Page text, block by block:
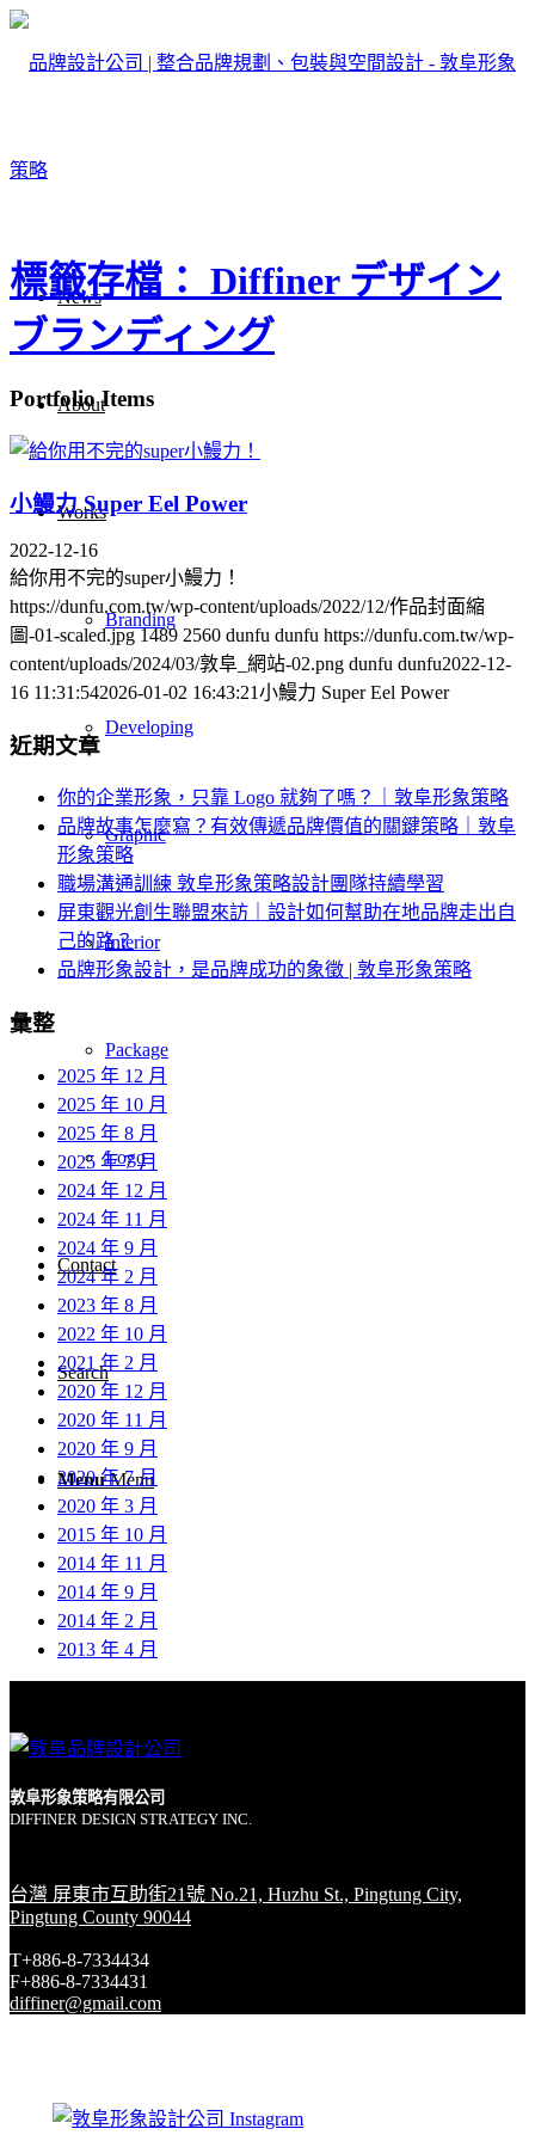
News
About
Works
Branding
Developing
Graphic
Interior
Package
Logo
Contact
Search
Menu Menu
標籤存檔： Diffiner デザイン
ブランディング
Portfolio Items
小鰻力 Super Eel Power
2022-12-16
給你用不完的super小鰻力！
https://dunfu.com.tw/wp-content/uploads/2022/12/作品封面縮
圖-01-scaled.jpg 1489 2560 dunfu dunfu https://dunfu.com.tw/wp-
content/uploads/2024/03/敦阜_網站-02.png dunfu dunfu2022-12-
16 11:31:542026-01-02 16:43:21小鰻力 Super Eel Power
近期文章
你的企業形象，只靠 Logo 就夠了嗎？｜敦阜形象策略
品牌故事怎麼寫？有效傳遞品牌價值的關鍵策略｜敦阜
形象策略
職場溝通訓練 敦阜形象策略設計團隊持續學習
屏東觀光創生聯盟來訪｜設計如何幫助在地品牌走出自
己的路？
品牌形象設計，是品牌成功的象徵 | 敦阜形象策略
彙整
2025 年 12 月
2025 年 10 月
2025 年 8 月
2025 年 7 月
2024 年 12 月
2024 年 11 月
2024 年 9 月
2024 年 2 月
2023 年 8 月
2022 年 10 月
2021 年 2 月
2020 年 12 月
2020 年 11 月
2020 年 9 月
2020 年 7 月
2020 年 3 月
2015 年 10 月
2014 年 11 月
2014 年 9 月
2014 年 2 月
2013 年 4 月
敦阜形象策略有限公司
DIFFINER DESIGN STRATEGY INC.
台灣 屏東市互助街21號 No.21, Huzhu St., Pingtung City,
Pingtung County 90044
T+886-8-7334434
F+886-8-7334431
diffiner@gmail.com